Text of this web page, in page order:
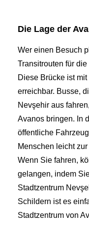
Die Lage der
Wer einen Besuch
Transitrouten für
Diese Brücke ist
erreichbar. Busse,
Nevşehir aus
Avanos bringen. In
öffentliche
Menschen leicht
Wenn Sie fahren,
gelangen, indem
Stadtzentrum
Schildern ist es
Stadtzentrum von